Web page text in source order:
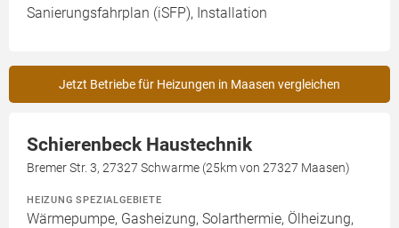
Sanierungsfahrplan (iSFP), Installation
Jetzt Betriebe für Heizungen in Maasen vergleichen
Schierenbeck Haustechnik
Bremer Str. 3, 27327 Schwarme (25km von 27327 Maasen)
HEIZUNG SPEZIALGEBIETE
Wärmepumpe, Gasheizung, Solarthermie, Ölheizung,